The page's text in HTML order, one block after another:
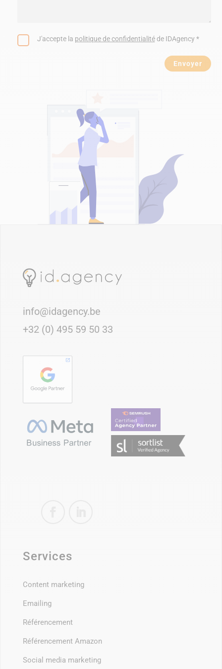
J'accepte la politique de confidentialitéde IDAgency *
Envoyer
info@idagency.be
+32 (0) 495 59 50 33
Services
Content marketing
Emailing
Référencement
Référencement Amazon
Social media marketing